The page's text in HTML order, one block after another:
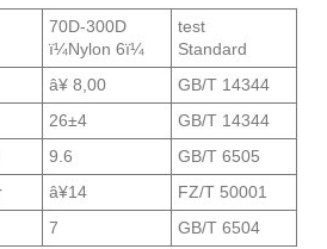
70D-300D
ï¼Nylon 6ï¼
test
Standard
â¥ 8,00
GB/T 14344
26±4
GB/T 14344
9.6
GB/T 6505
â¥14
FZ/T 50001
7 GB/T 6504